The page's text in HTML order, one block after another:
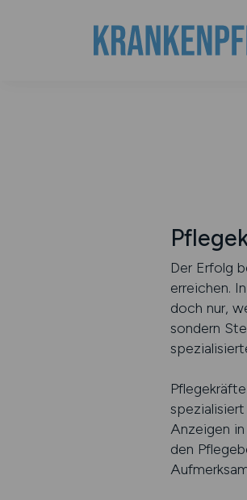
Der Erfolg
erreichen.
doch nur,
sondern
Anzeigen
den